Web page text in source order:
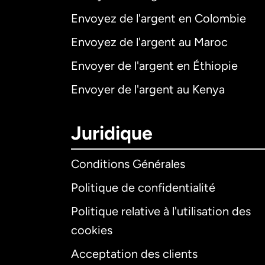
Envoyez de l'argent en Colombie
Envoyez de l'argent au Maroc
Envoyer de l'argent en Éthiopie
Envoyer de l'argent au Kenya
Juridique
Conditions Générales
Politique de confidentialité
Politique relative à l'utilisation des
cookies
Acceptation des clients